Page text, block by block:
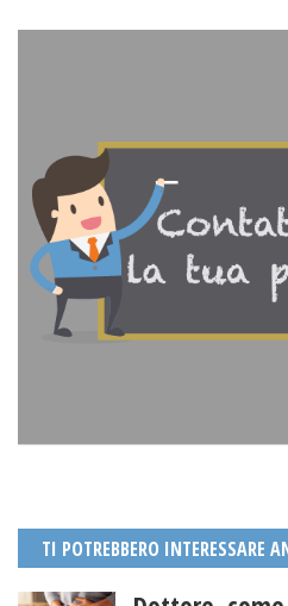
TI POTREBBERO INTERESSARE